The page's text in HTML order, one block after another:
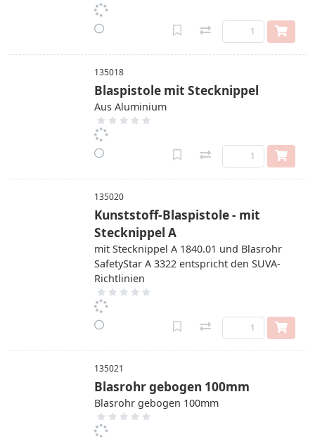
135018
Blaspistole mit Stecknippel
Aus Aluminium
135020
Kunststoff-Blaspistole - mit
Stecknippel A
mit Stecknippel A 1840.01 und Blasrohr
SafetyStar A 3322 entspricht den SUVA-
Richtlinien
135021
Blasrohr gebogen 100mm
Blasrohr gebogen 100mm